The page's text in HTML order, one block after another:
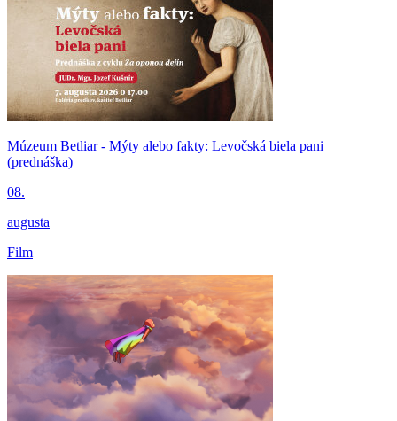
Múzeum Betliar - Mýty alebo fakty: Levočská biela pani
(prednáška)
08.
augusta
Film